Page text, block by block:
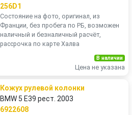
256D1
Состояние на фото, оригинал, из
Франции, без пробега по РБ, возможен
наличный и безналичный расчёт,
рассрочка по карте Халва
В наличии
Цена не указана
Кожух рулевой колонки
BMW 5 E39 рест. 2003
6922608